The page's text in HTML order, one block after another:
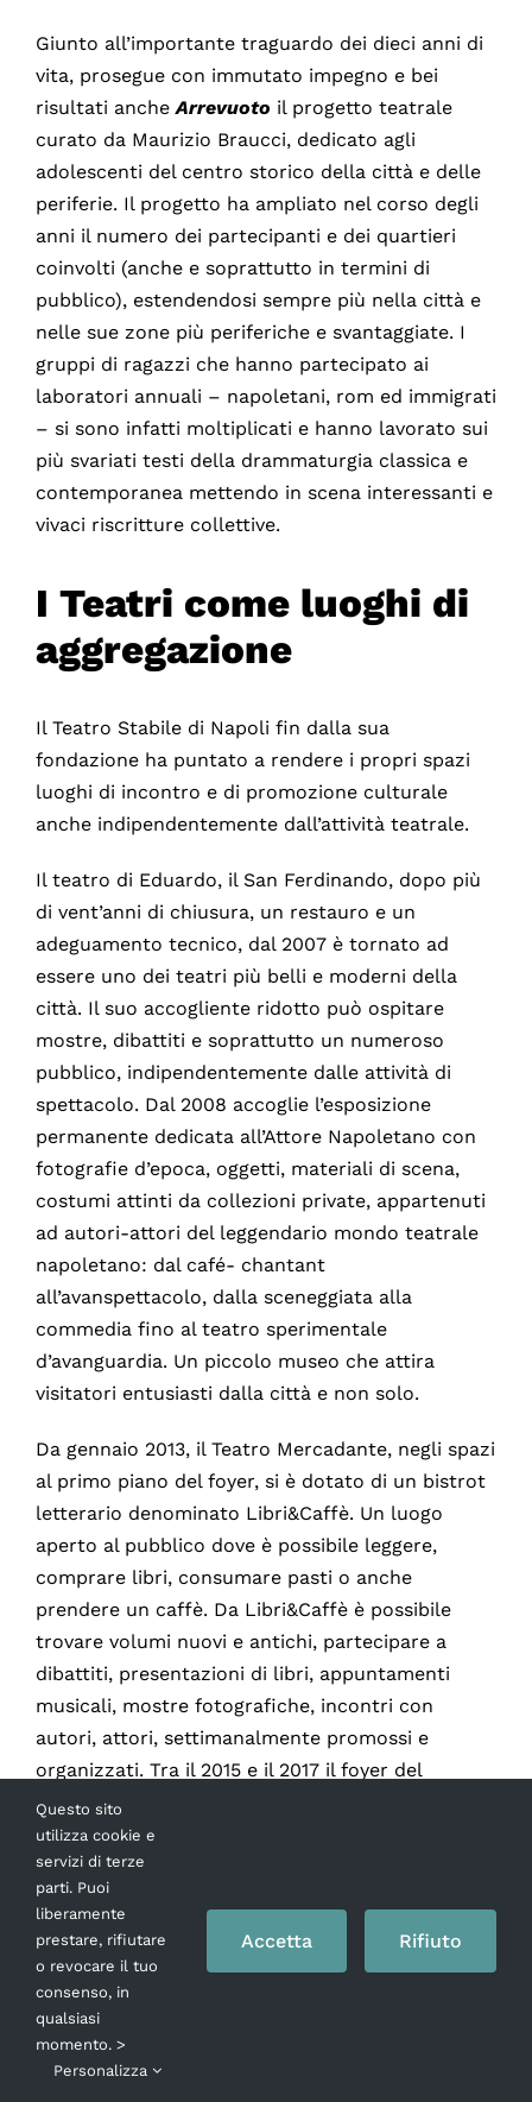
Giunto all’importante traguardo dei dieci anni di
vita, prosegue con immutato impegno e bei
risultati ancheArrevuoto il progetto teatrale
curato da Maurizio Braucci, dedicato agli
adolescenti del centro storico della città e delle
periferie. Il progetto ha ampliato nel corso degli
anni il numero dei partecipanti e dei quartieri
coinvolti (anche e soprattutto in termini di
pubblico), estendendosi sempre più nella città e
nelle sue zone più periferiche e svantaggiate. I
gruppi di ragazzi che hanno partecipato ai
laboratori annuali – napoletani, rom ed immigrati
– si sono infatti moltiplicati e hanno lavorato sui
più svariati testi della drammaturgia classica e
contemporanea mettendo in scena interessanti e
vivaci riscritture collettive.
I Teatri come luoghi di
aggregazione
Il Teatro Stabile di Napoli fin dalla sua
fondazione ha puntato a rendere i propri spazi
luoghi di incontro e di promozione culturale
anche indipendentemente dall’attività teatrale.
Il teatro di Eduardo, il San Ferdinando, dopo più
di vent’anni di chiusura, un restauro e un
adeguamento tecnico, dal 2007 è tornato ad
essere uno dei teatri più belli e moderni della
città. Il suo accogliente ridotto può ospitare
mostre, dibattiti e soprattutto un numeroso
pubblico, indipendentemente dalle attività di
spettacolo. Dal 2008 accoglie l’esposizione
permanente dedicata all’Attore Napoletano con
fotografie d’epoca, oggetti, materiali di scena,
costumi attinti da collezioni private, appartenuti
ad autori-attori del leggendario mondo teatrale
napoletano: dal café- chantant
all’avanspettacolo, dalla sceneggiata alla
commedia fino al teatro sperimentale
d’avanguardia. Un piccolo museo che attira
visitatori entusiasti dalla città e non solo.
Da gennaio 2013, il Teatro Mercadante, negli spazi
al primo piano del foyer, si è dotato di un bistrot
letterario denominato Libri&Caffè. Un luogo
aperto al pubblico dove è possibile leggere,
comprare libri, consumare pasti o anche
prendere un caffè. Da Libri&Caffè è possibile
trovare volumi nuovi e antichi, partecipare a
dibattiti, presentazioni di libri, appuntamenti
musicali, mostre fotografiche, incontri con
autori, attori, settimanalmente promossi e
organizzati. Tra il 2015 e il 2017 il foyer del
Mercadante sarà sede di reading d’attrice
proposti al pubblico in tarda mattinata, associati
ai brunch di Libri&Caffè. Nell’anno in corso il
ciclo di reading è dedicayo alle opere di Irène
Némirovsky, una delle maggiori scrittrici del ‘900
affidati alle voci delle attrici Cristina Donadio,
Sara Bertelà, Angela Pagano, Anna Bonaiuto, Gea
Martire, Margherita Di Rauso, Manuela
Mandracchia, accompagnate al pianoforte dal
Questo sito
utilizza cookie e
servizi di terze
parti. Puoi
liberamente
prestare, rifiutare
o revocare il tuo
consenso, in
qualsiasi
momento. >
Personalizza
Accetta Rifiuto